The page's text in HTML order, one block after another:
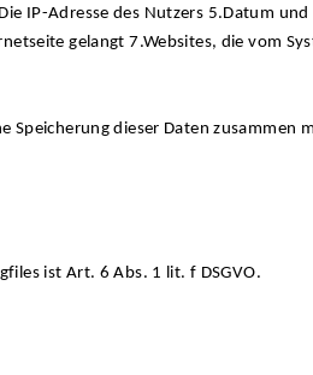
IP-Adresse des Nutzers 5.Datum
gelangt 7.Websites, die vom
Speicherung dieser Daten zusammen
ist Art. 6 Abs. 1 lit. f DSGVO.